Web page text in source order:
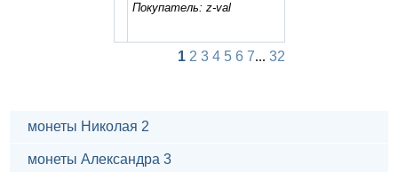
Покупатель: z-val
1 2 3 4 5 6 7... 32
монеты Николая 2
монеты Александра 3